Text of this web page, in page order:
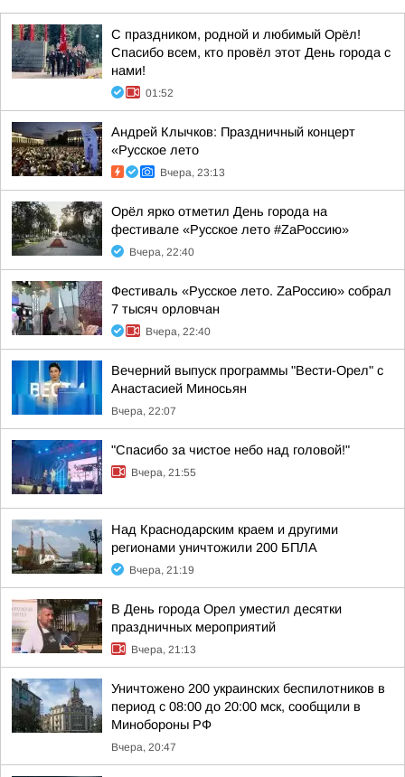
С праздником, родной и любимый Орёл!
Спасибо всем, кто провёл этот День города с
нами!
01:52
Андрей Клычков: Праздничный концерт
«Русское лето
Вчера, 23:13
Орёл ярко отметил День города на
фестивале «Русское лето #ZaРоссию»
Вчера, 22:40
Фестиваль «Русское лето. ZаРоссию» собрал
7 тысяч орловчан
Вчера, 22:40
Вечерний выпуск программы "Вести-Орел" с
Анастасией Миносьян
Вчера, 22:07
"Спасибо за чистое небо над головой!"
Вчера, 21:55
Над Краснодарским краем и другими
регионами уничтожили 200 БПЛА
Вчера, 21:19
В День города Орел уместил десятки
праздничных мероприятий
Вчера, 21:13
Уничтожено 200 украинских беспилотников в
период с 08:00 до 20:00 мск, сообщили в
Минобороны РФ
Вчера, 20:47